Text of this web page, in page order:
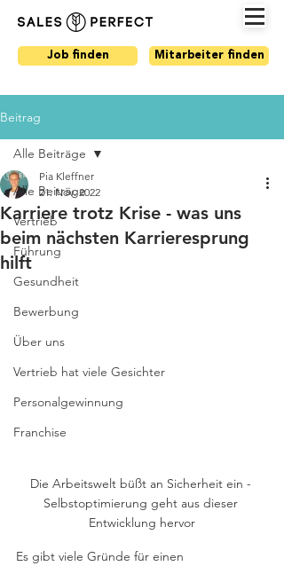
Job finden Mitarbeiter finden
Beitrag
Alle Beiträge
Vertrieb
Führung
Gesundheit
Bewerbung
Über uns
Vertrieb hat viele Gesichter
Personalgewinnung
Franchise
Alle Beiträge
Karriere trotz Krise - was uns
beim nächsten Karrieresprung
hilft
Pia Kleffner
21. Nov. 2022
Die Arbeitswelt büßt an Sicherheit ein -
Selbstoptimierung geht aus dieser
Entwicklung hervor
Es gibt viele Gründe für einen